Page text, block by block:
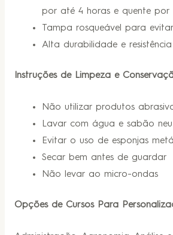
por até 4 horas e quente por
Tampa rosqueável para
Alta durabilidade e resistência
Instruções de Limpeza e
Não utilizar produtos
Lavar com água e sabão
Evitar o uso de esponjas
Secar bem antes de guardar
Não levar ao micro-ondas
Opções de Cursos Para